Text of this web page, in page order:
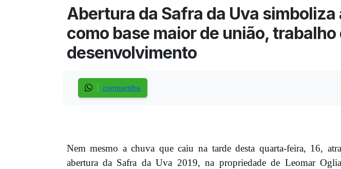
Abertura da Safra da Uva simboliza
como base maior de união, trabalho
desenvolvimento
compartilhe
Nem mesmo a chuva que caiu na tarde desta quarta-feira, 16,
abertura da Safra da Uva 2019, na propriedade de Leomar